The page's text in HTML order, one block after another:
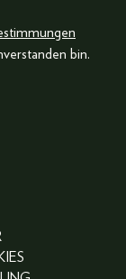
bin.